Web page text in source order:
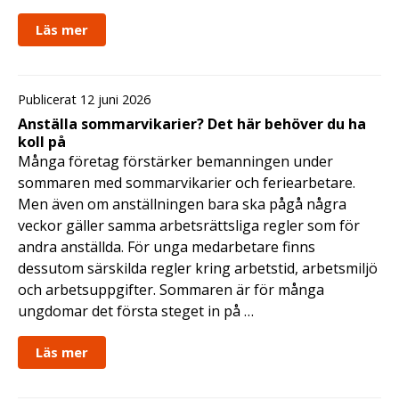
Läs mer
Publicerat 12 juni 2026
Anställa sommarvikarier? Det här behöver du ha
koll på
Många företag förstärker bemanningen under
sommaren med sommarvikarier och feriearbetare.
Men även om anställningen bara ska pågå några
veckor gäller samma arbetsrättsliga regler som för
andra anställda. För unga medarbetare finns
dessutom särskilda regler kring arbetstid, arbetsmiljö
och arbetsuppgifter. Sommaren är för många
ungdomar det första steget in på …
Läs mer